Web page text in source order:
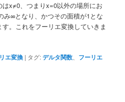
x≠0、つまりx=0以外の場所にお
み∞となり、かつその面積が1とな
。これをフーリエ変換していきま
エ変換 | タグ:デルタ関数
フーリエ